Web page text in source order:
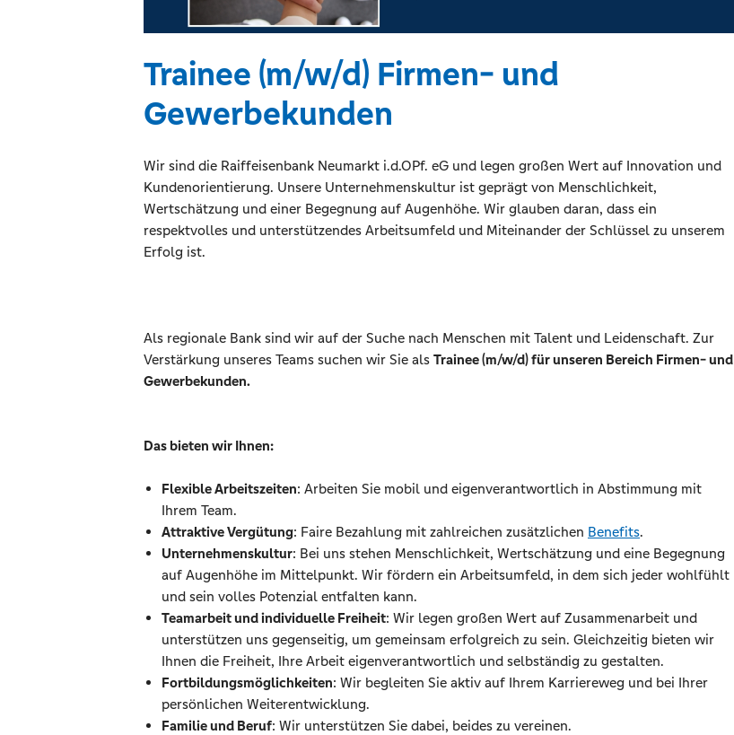
Trainee (m/w/d) Firmen- und
Gewerbekunden
Wir sind die Raiffeisenbank Neumarkt i.d.OPf. eG und legen großen Wert auf Innovation und
Kundenorientierung. Unsere Unternehmenskultur ist geprägt von Menschlichkeit,
Wertschätzung und einer Begegnung auf Augenhöhe. Wir glauben daran, dass ein
respektvolles und unterstützendes Arbeitsumfeld und Miteinander der Schlüssel zu unserem
Erfolg ist.
Als regionale Bank sind wir auf der Suche nach Menschen mit Talent und Leidenschaft. Zur
Verstärkung unseres Teams suchen wir Sie als Trainee (m/w/d) für unseren Bereich Firmen- und
Gewerbekunden.
Das bieten wir Ihnen:
Flexible Arbeitszeiten: Arbeiten Sie mobil und eigenverantwortlich in Abstimmung mit
Ihrem Team.
Attraktive Vergütung: Faire Bezahlung mit zahlreichen zusätzlichen Benefits.
Unternehmenskultur: Bei uns stehen Menschlichkeit, Wertschätzung und eine Begegnung
auf Augenhöhe im Mittelpunkt. Wir fördern ein Arbeitsumfeld, in dem sich jeder wohlfühlt
und sein volles Potenzial entfalten kann.
Teamarbeit und individuelle Freiheit: Wir legen großen Wert auf Zusammenarbeit und
unterstützen uns gegenseitig, um gemeinsam erfolgreich zu sein. Gleichzeitig bieten wir
Ihnen die Freiheit, Ihre Arbeit eigenverantwortlich und selbständig zu gestalten.
Fortbildungsmöglichkeiten: Wir begleiten Sie aktiv auf Ihrem Karriereweg und bei Ihrer
persönlichen Weiterentwicklung.
Familie und Beruf: Wir unterstützen Sie dabei, beides zu vereinen.